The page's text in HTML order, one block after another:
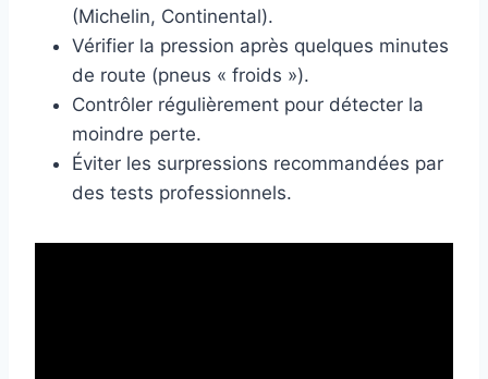
(Michelin, Continental).
Vérifier la pression après quelques minutes
de route (pneus « froids »).
Contrôler régulièrement pour détecter la
moindre perte.
Éviter les surpressions recommandées par
des tests professionnels.